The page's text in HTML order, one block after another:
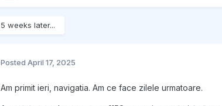
5 weeks later...
Posted April 17, 2025
Am primit ieri, navigatia. Am ce face zilele urmatoare.